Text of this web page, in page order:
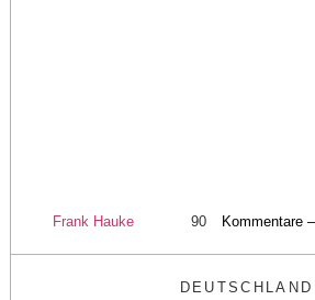
Frank Hauke 90 Kommentare
DEUTSCHLAND